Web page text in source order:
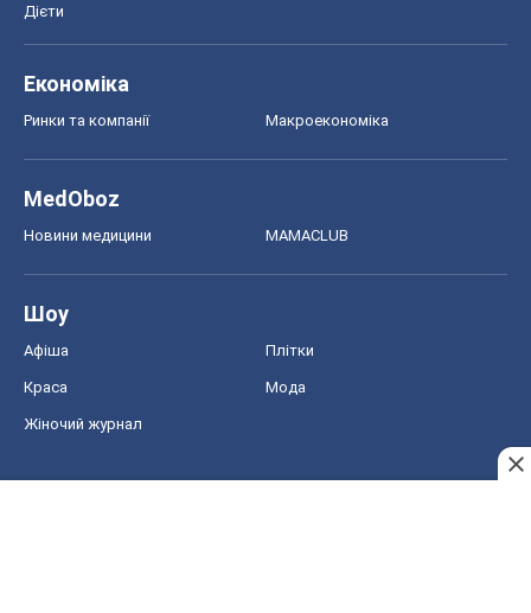
Дієти
Економіка
Ринки та компанії Макроекономіка
MedOboz
Новини медицини MAMACLUB
Шоу
Афіша Плітки
Краса Мода
Жіночий журнал